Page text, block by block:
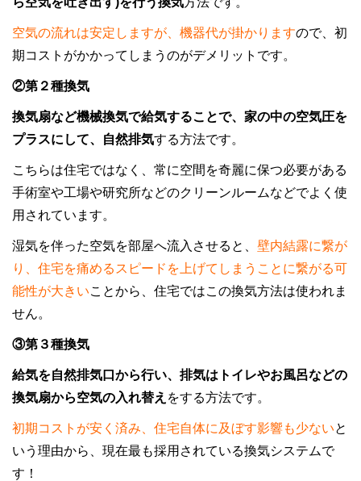
空気の流れは安定しますが、機器代が掛かりますので、初
期コストがかかってしまうのがデメリットです。
②第２種換気
換気扇など機械換気で給気することで、家の中の空気圧を
プラスにして、自然排気する方法です。
こちらは住宅ではなく、常に空間を奇麗に保つ必要がある
手術室や工場や研究所などのクリーンルームなどでよく使
用されています。
湿気を伴った空気を部屋へ流入させると、 壁内結露に繋が
り、住宅を痛めるスピードを上げてしまうことに繋がる可
能性が大きいことから、住宅ではこの換気方法は使われま
せん。
③第３種換気
給気を自然排気口から行い、排気はトイレやお風呂などの
換気扇から空気の入れ替え をする方法です。
初期コストが安く済み、住宅自体に及ぼす影響も少ないと
いう理由から、現在最も採用されている換気システムで
す！